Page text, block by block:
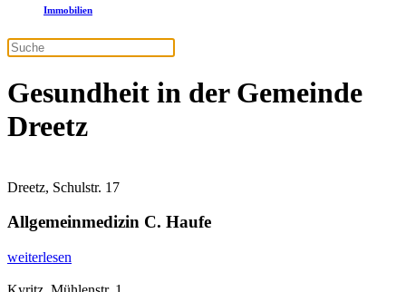
Immobilien
Gesundheit in der Gemeinde
Dreetz
Dreetz, Schulstr. 17
Allgemeinmedizin C. Haufe
weiterlesen